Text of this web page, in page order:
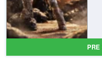
PRE